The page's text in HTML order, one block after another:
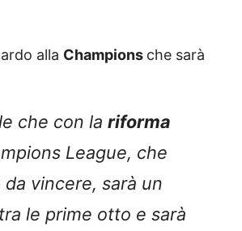
alla Champions che sarà
che con la riforma
League, che
da vincere, sarà un
le prime otto e sarà